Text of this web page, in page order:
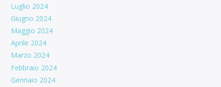
Luglio 2024
Giugno 2024
Maggio 2024
Aprile 2024
Marzo 2024
Febbraio 2024
Gennaio 2024